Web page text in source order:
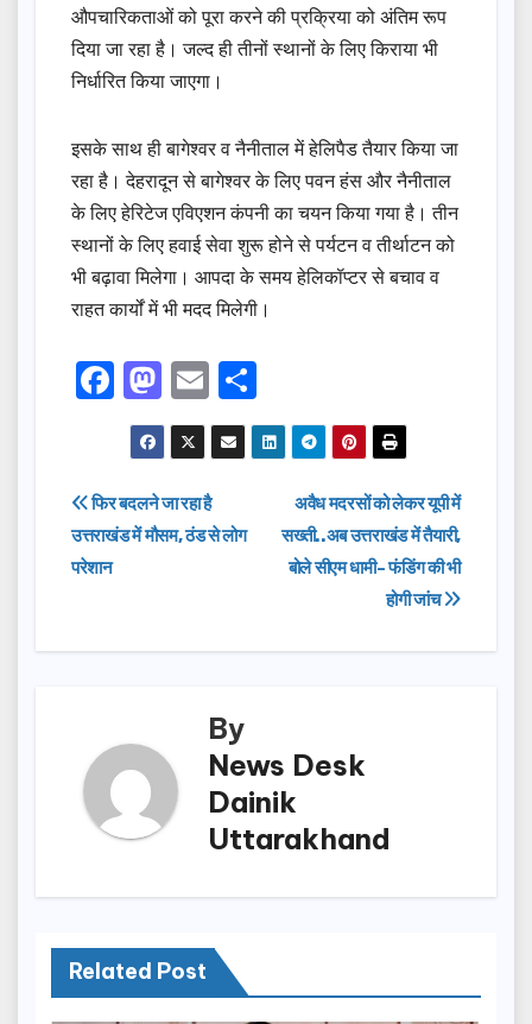
औपचारिकताओं को पूरा करने की प्रक्रिया को अंतिम रूप
दिया जा रहा है। जल्द ही तीनों स्थानों के लिए किराया भी
निर्धारित किया जाएगा।
इसके साथ ही बागेश्वर व नैनीताल में हेलिपैड तैयार किया जा
रहा है। देहरादून से बागेश्वर के लिए पवन हंस और नैनीताल
के लिए हेरिटेज एविएशन कंपनी का चयन किया गया है। तीन
स्थानों के लिए हवाई सेवा शुरू होने से पर्यटन व तीर्थाटन को
भी बढ़ावा मिलेगा। आपदा के समय हेलिकॉप्टर से बचाव व
राहत कार्यों में भी मदद मिलेगी।
F
a
c
e
b
k
M
a
st
o
d
E
m
ail
h
ar
Post
navigation
अवैध मदरसों को लेकर यूपी में
सख्ती..अब उत्तराखंड में तैयारी,
बोले सीएम धामी- फंडिंग की भी
होगी जांच
फिर बदलने जा रहा है
उत्तराखंड में मौसम, ठंड से लोग
परेशान
By
News Desk
Dainik
Uttarakhand
Related Post